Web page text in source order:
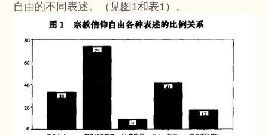
自由的不同表述。（见图1和表1）。